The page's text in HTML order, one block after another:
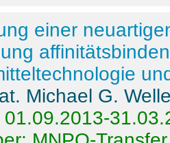
einer
Michael G.
01.09.2013-